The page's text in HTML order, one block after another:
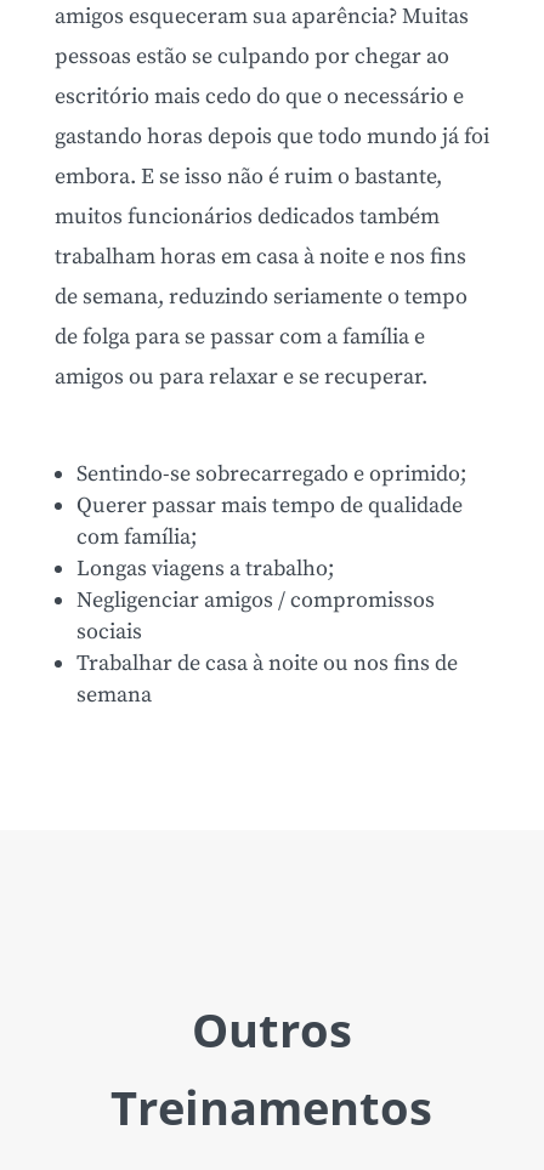
amigos esqueceram sua aparência? Muitas
pessoas estão se culpando por chegar ao
escritório mais cedo do que o necessário e
gastando horas depois que todo mundo já foi
embora. E se isso não é ruim o bastante,
muitos funcionários dedicados também
trabalham horas em casa à noite e nos fins
de semana, reduzindo seriamente o tempo
de folga para se passar com a família e
amigos ou para relaxar e se recuperar.
Sentindo-se sobrecarregado e oprimido;
Querer passar mais tempo de qualidade
com família;
Longas viagens a trabalho;
Negligenciar amigos / compromissos
sociais
Trabalhar de casa à noite ou nos fins de
semana
Outros
Treinamentos